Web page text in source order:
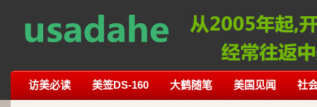
访美必读 美签DS-160 大鹤随笔 美国见闻 社